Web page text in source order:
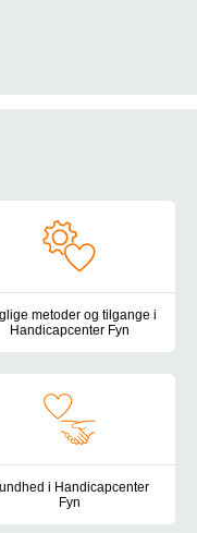
Fyns tilbud for
metoder og tilgange i
Handicapcenter Fyn
i Handicapcenter
Fyn